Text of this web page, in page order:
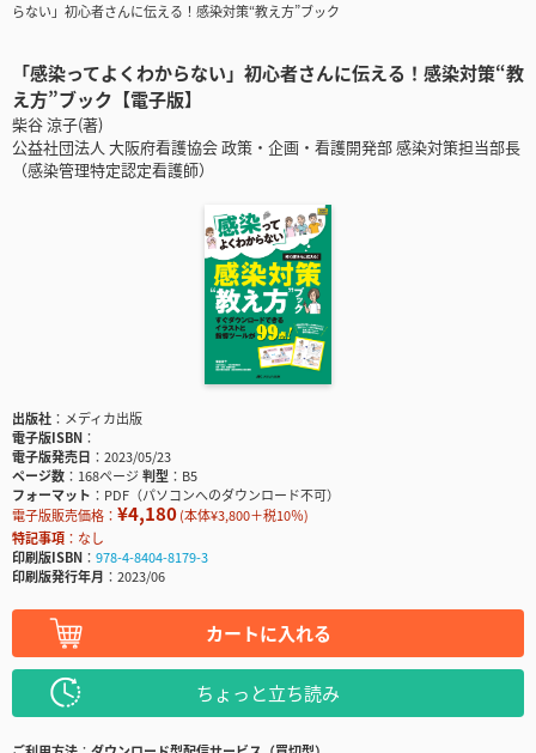
らない」初心者さんに伝える！感染対策“教え方”ブック
「感染ってよくわからない」初心者さんに伝える！感染対策“教
え方”ブック【電子版】
柴谷 涼子(著)
公益社団法人 大阪府看護協会 政策・企画・看護開発部 感染対策担当部長
（感染管理特定認定看護師）
出版社
メディカ出版
電子版ISBN
電子版発売日
2023/05/23
ページ数
168ページ判型
B5
フォーマット
PDF（パソコンへのダウンロード不可）
電子版販売価格： ¥4,180(本体¥3,800＋税10％)
特記事項
なし
印刷版ISBN
978-4-8404-8179-3
印刷版発行年月
2023/06
カートに入れる
ちょっと立ち読み